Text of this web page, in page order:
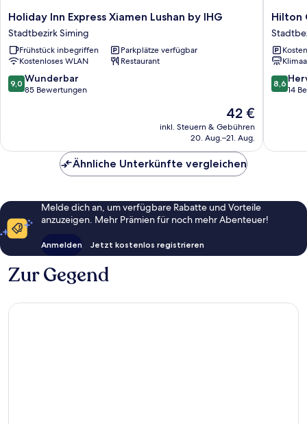
Holiday
Inn
Express
Xiamen
Lushan
by
IHG
Holiday Inn Express Xiamen Lushan by IHG
Stadtbezirk Siming
Frühstück inbegriffen
Parkplätze verfügbar
Kostenloses WLAN
Restaurant
9.0
von
9,0 Wunderbar
85 Bewertungen
Der
Preis
beträgt
42 €
inkl. Steuern & Gebühren
20. Aug.–21. Aug.
Hilton
Garden
Inn
Xiamen
Park
Hilton
8.6
von
8,6
14
Ähnliche Unterkünfte vergleichen
Melde dich an, um verfügbare Rabatte und Vorteile
anzuzeigen. Mehr Prämien für noch mehr Abenteuer!
Anmelden Jetzt kostenlos registrieren
Zur Gegend